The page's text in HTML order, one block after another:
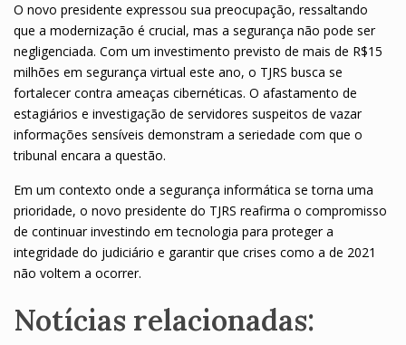
O novo presidente expressou sua preocupação, ressaltando
que a modernização é crucial, mas a segurança não pode ser
negligenciada. Com um investimento previsto de mais de R$15
milhões em segurança virtual este ano, o TJRS busca se
fortalecer contra ameaças cibernéticas. O afastamento de
estagiários e investigação de servidores suspeitos de vazar
informações sensíveis demonstram a seriedade com que o
tribunal encara a questão.
Em um contexto onde a segurança informática se torna uma
prioridade, o novo presidente do TJRS reafirma o compromisso
de continuar investindo em tecnologia para proteger a
integridade do judiciário e garantir que crises como a de 2021
não voltem a ocorrer.
Notícias relacionadas: